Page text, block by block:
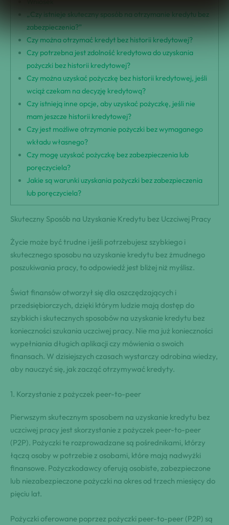
„Czy istnieje skuteczny sposób na otrzymanie kredytu bez
zabezpieczenia?”
Czy można otrzymać kredyt bez historii kredytowej?
Czy potrzebna jest zdolność kredytowa do uzyskania
pożyczki bez historii kredytowej?
Czy można uzyskać pożyczkę bez historii kredytowej, jeśli
wciąż czekam na decyzję kredytową?
Czy istnieją inne opcje, aby uzyskać pożyczkę, jeśli nie
mam jeszcze historii kredytowej?
Czy jest możliwe otrzymanie pożyczki bez wymaganego
wkładu własnego?
Czy mogę uzyskać pożyczkę bez zabezpieczenia lub
poręczyciela?
Jakie są warunki uzyskania pożyczki bez zabezpieczenia
lub poręczyciela?
Skuteczny Sposób na Uzyskanie Kredytu bez Uczciwej Pracy
Życie może być trudne i jeśli potrzebujesz szybkiego i
skutecznego sposobu na uzyskanie kredytu bez żmudnego
poszukiwania pracy, to odpowiedź jest bliżej niż myślisz.
Świat finansów otworzył się dla oszczędzających i
przedsiębiorczych, dzięki którym ludzie mają dostęp do
szybkich i skutecznych sposobów na uzyskanie kredytu bez
konieczności szukania uczciwej pracy. Nie ma już konieczności
wypełniania długich aplikacji czy mówienia o swoich
finansach. W dzisiejszych czasach wystarczy odrobina wiedzy,
aby nauczyć się, jak zacząć otrzymywać kredyty.
1. Korzystanie z pożyczek peer-to-peer
Pierwszym skutecznym sposobem na uzyskanie kredytu bez
uczciwej pracy jest skorzystanie z pożyczek peer-to-peer
(P2P). Pożyczki te rozprowadzane są pośrednikami, którzy
łączą osoby w potrzebie z osobami, które mają nadwyżki
finansowe. Pożyczkodawcy oferują osobiste, zabezpieczone
lub niezabezpieczone pożyczki na okres od trzech miesięcy do
pięciu lat.
Pożyczki oferowane poprzez pożyczki peer-to-peer (P2P) są